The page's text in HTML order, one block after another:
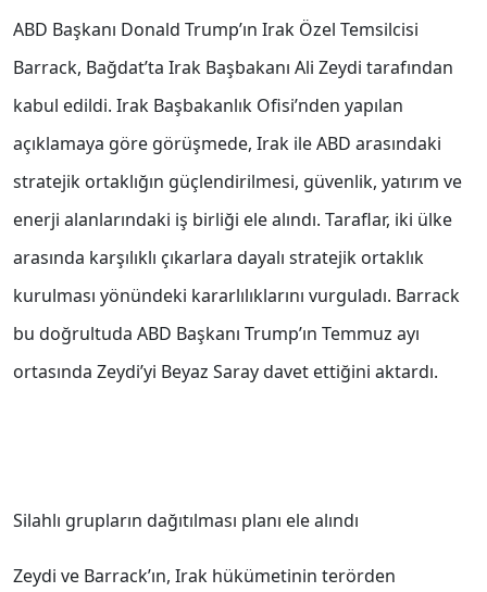
ABD Başkanı Donald Trump’ın Irak Özel Temsilcisi
Barrack, Bağdat’ta Irak Başbakanı Ali Zeydi tarafından
kabul edildi. Irak Başbakanlık Ofisi’nden yapılan
açıklamaya göre görüşmede, Irak ile ABD arasındaki
stratejik ortaklığın güçlendirilmesi, güvenlik, yatırım ve
enerji alanlarındaki iş birliği ele alındı. Taraflar, iki ülke
arasında karşılıklı çıkarlara dayalı stratejik ortaklık
kurulması yönündeki kararlılıklarını vurguladı. Barrack
bu doğrultuda ABD Başkanı Trump’ın Temmuz ayı
ortasında Zeydi’yi Beyaz Saray davet ettiğini aktardı.
Silahlı grupların dağıtılması planı ele alındı
Zeydi ve Barrack’ın, Irak hükümetinin terörden